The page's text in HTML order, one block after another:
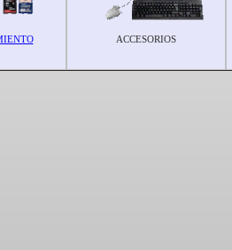
ACCESORIOS